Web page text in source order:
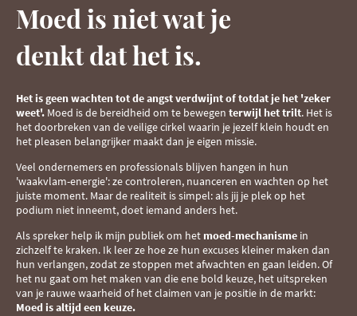
Moed is niet wat je
denkt dat het is.
Het is geen wachten tot de angst verdwijnt of totdat je het 'zeker
weet'. Moed is de bereidheid om te bewegen terwijl het trilt. Het is
het doorbreken van de veilige cirkel waarin je jezelf klein houdt en
het pleasen belangrijker maakt dan je eigen missie.
Veel ondernemers en professionals blijven hangen in hun
'waakvlam-energie': ze controleren, nuanceren en wachten op het
juiste moment. Maar de realiteit is simpel: als jij je plek op het
podium niet inneemt, doet iemand anders het.
Als spreker help ik mijn publiek om het moed-mechanisme in
zichzelf te kraken. Ik leer ze hoe ze hun excuses kleiner maken dan
hun verlangen, zodat ze stoppen met afwachten en gaan leiden.Of
het nu gaat om het maken van die ene bold keuze, het uitspreken
van je rauwe waarheid of het claimen van je positie in de markt:
Moed is altijd een keuze.